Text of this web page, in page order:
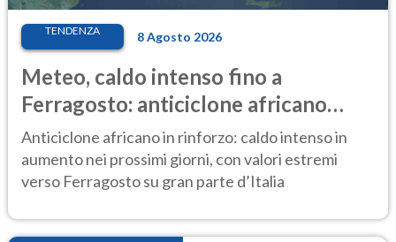
TENDENZA 8 Agosto 2026
Meteo, caldo intenso fino a
Ferragosto: anticiclone africano
ancora protagonista
Anticiclone africano in rinforzo: caldo intenso in
aumento nei prossimi giorni, con valori estremi
verso Ferragosto su gran parte d’Italia